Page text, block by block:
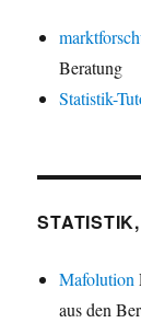
Beratung
Statistik-
Mafolution
aus den